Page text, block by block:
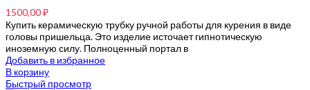
1500,00₽
Купить керамическую трубку ручной работы для курения в виде
головы пришельца. Это изделие источает гипнотическую
иноземную силу. Полноценный портал в
Добавить в избранное
В корзину
Быстрый просмотр